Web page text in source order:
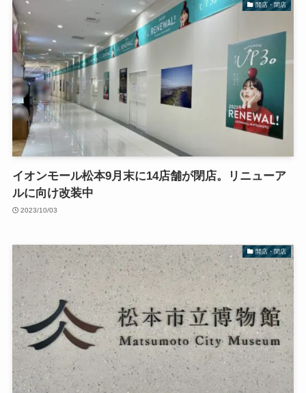
開店・閉店
イオンモール松本9月末に14店舗が閉店。リニューア
ルに向け改装中
2023/10/03
開店・閉店